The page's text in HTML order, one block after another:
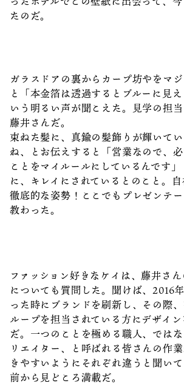
たのだ。
ガラスドアの裏からカープ坊やをマ
と「本金箔は透過するとブルーに見
いう明るい声が聞こえた。見学の担
藤井さんだ。
束ねた髪に、真鍮の髪飾りが輝いて
ね、とお伝えすると「営業なので、
ことをマイルールにしているんです
に、キレイにされているとのこと。
徹底的な姿勢！ここでもプレゼンテ
教わった。
ファッション好きなケイは、藤井さ
についても質問した。聞けば、2016
った時にブランドを刷新し、その際
ループを担当されている方にデザイ
だ。一つのことを極める職人、では
リエイター、と呼ばれる皆さんの作
きやすいようにそれぞれ違うと聞い
前から見どころ満載だ。